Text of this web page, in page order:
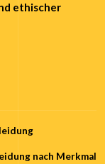
ethischer
nach Merkmal